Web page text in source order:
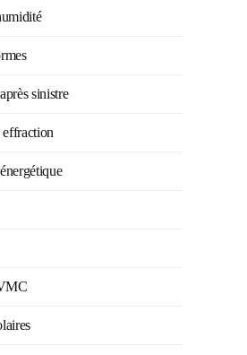
sinistre
effraction